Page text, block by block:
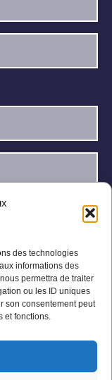
des technologies
informations des
permettra de traiter
ou les ID uniques
son consentement peut
et fonctions.